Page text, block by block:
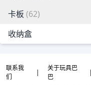
卡板 (62)
收纳盒
联系我
们
|
关于玩具巴
巴
|